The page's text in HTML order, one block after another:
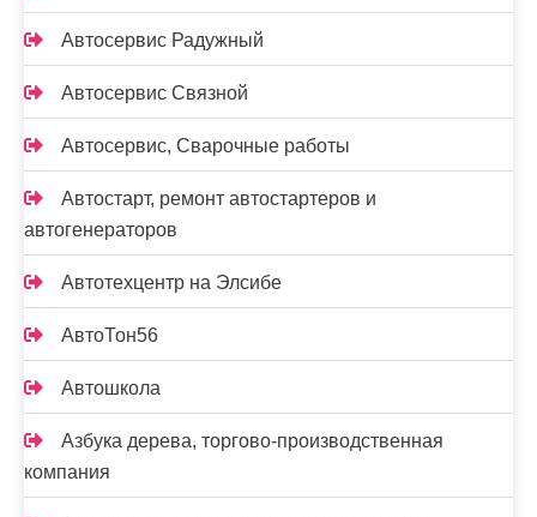
Автосервис Радужный
Автосервис Связной
Автосервис, Сварочные работы
Автостарт, ремонт автостартеров и
автогенераторов
Автотехцентр на Элсибе
АвтоТон56
Автошкола
Азбука дерева, торгово-производственная
компания